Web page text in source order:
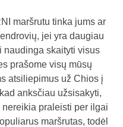
maršrutu tinka jums ar
jei yra daugiau
naudinga skaityti visus
prašome visų mūsų
atsiliepimus už Chios į
anksčiau užsisakyti,
praleisti per ilgai
maršrutas, todėl